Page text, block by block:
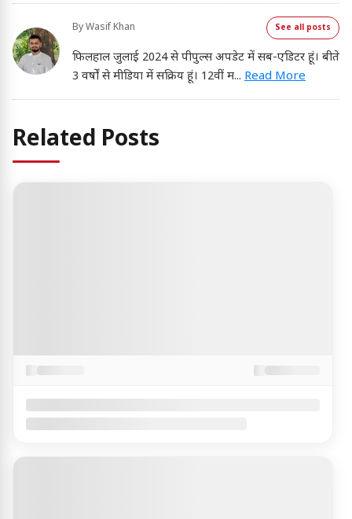
ByWasif Khan See all posts
फिलहाल जुलाई 2024 से पीपुल्स अपडेट में सब-एडिटर हूं। बीते
3 वर्षों से मीडिया में सक्रिय हूं। 12वीं म... Read More
Related Posts